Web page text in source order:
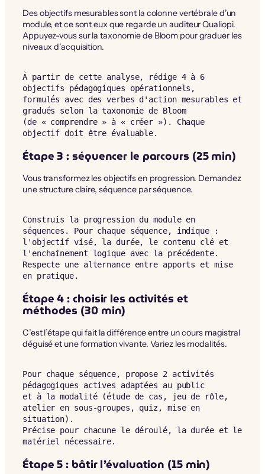
Des objectifs mesurables sont la colonne vertébrale d’un
module, et ce sont eux que regarde un auditeur Qualiopi.
Appuyez-vous sur la taxonomie de Bloom pour graduer les
niveaux d’acquisition.
À partir de cette analyse, rédige 4 à 6
objectifs pédagogiques opérationnels,
formulés avec des verbes d'action mesurables et
gradués selon la taxonomie de Bloom
(de « comprendre » à « créer »). Chaque
objectif doit être évaluable.
Étape 3 : séquencer le parcours (25 min)
Vous transformez les objectifs en progression. Demandez
une structure claire, séquence par séquence.
Construis la progression du module en
séquences. Pour chaque séquence, indique :
l'objectif visé, la durée, le contenu clé et
l'enchaînement logique avec la précédente.
Respecte une alternance entre apports et mise
en pratique.
Étape 4 : choisir les activités et
méthodes (30 min)
C’est l’étape qui fait la différence entre un cours magistral
déguisé et une formation vivante. Variez les modalités.
Pour chaque séquence, propose 2 activités
pédagogiques actives adaptées au public
et à la modalité (étude de cas, jeu de rôle,
atelier en sous-groupes, quiz, mise en
situation).
Précise pour chacune le déroulé, la durée et le
matériel nécessaire.
Étape 5 : bâtir l’évaluation (15 min)